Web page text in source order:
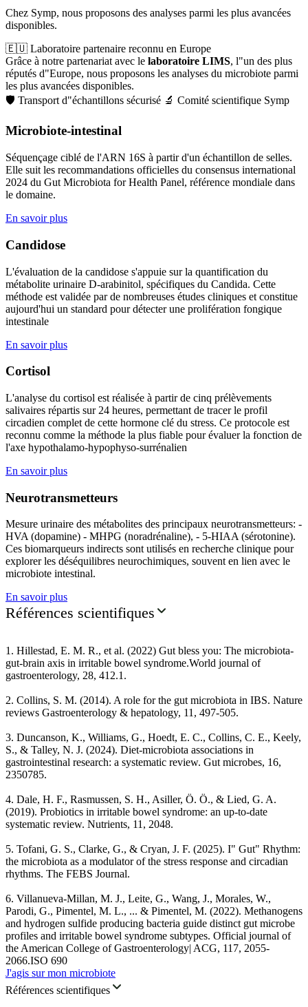
Chez Symp, nous proposons des analyses parmi les plus avancées
disponibles.
🇪🇺 Laboratoire partenaire reconnu en Europe
Grâce à notre partenariat avec le laboratoire LIMS, l"un des plus
réputés d"Europe, nous proposons les analyses du microbiote parmi
les plus avancées disponibles.
🛡️ Transport d"échantillons sécurisé 🔬 Comité scientifique Symp
Microbiote-intestinal
Séquençage ciblé de l'ARN 16S à partir d'un échantillon de selles.
Elle suit les recommandations officielles du consensus international
2024 du Gut Microbiota for Health Panel, référence mondiale dans
le domaine.
En savoir plus
Candidose
L'évaluation de la candidose s'appuie sur la quantification du
métabolite urinaire D-arabinitol, spécifiques du Candida. Cette
méthode est validée par de nombreuses études cliniques et constitue
aujourd'hui un standard pour détecter une prolifération fongique
intestinale
En savoir plus
Cortisol
L'analyse du cortisol est réalisée à partir de cinq prélèvements
salivaires répartis sur 24 heures, permettant de tracer le profil
circadien complet de cette hormone clé du stress. Ce protocole est
reconnu comme la méthode la plus fiable pour évaluer la fonction de
l'axe hypothalamo-hypophyso-surrénalien
En savoir plus
Neurotransmetteurs
Mesure urinaire des métabolites des principaux neurotransmetteurs: -
HVA (dopamine) - MHPG (noradrénaline), - 5-HIAA (sérotonine).
Ces biomarqueurs indirects sont utilisés en recherche clinique pour
explorer les déséquilibres neurochimiques, souvent en lien avec le
microbiote intestinal.
En savoir plus
Références scientifiques
1. Hillestad, E. M. R., et al. (2022) Gut bless you: The microbiota-
gut-brain axis in irritable bowel syndrome.World journal of
gastroenterology, 28, 412.1.
2. Collins, S. M. (2014). A role for the gut microbiota in IBS. Nature
reviews Gastroenterology & hepatology, 11, 497-505.
3. Duncanson, K., Williams, G., Hoedt, E. C., Collins, C. E., Keely,
S., & Talley, N. J. (2024). Diet-microbiota associations in
gastrointestinal research: a systematic review. Gut microbes, 16,
2350785.
4. Dale, H. F., Rasmussen, S. H., Asiller, Ö. Ö., & Lied, G. A.
(2019). Probiotics in irritable bowel syndrome: an up-to-date
systematic review. Nutrients, 11, 2048.
5. Tofani, G. S., Clarke, G., & Cryan, J. F. (2025). I" Gut" Rhythm:
the microbiota as a modulator of the stress response and circadian
rhythms. The FEBS Journal.
6. Villanueva-Millan, M. J., Leite, G., Wang, J., Morales, W.,
Parodi, G., Pimentel, M. L., ... & Pimentel, M. (2022). Methanogens
and hydrogen sulfide producing bacteria guide distinct gut microbe
profiles and irritable bowel syndrome subtypes. Official journal of
the American College of Gastroenterology| ACG, 117, 2055-
2066.ISO 690
J'agis sur mon microbiote
Références scientifiques